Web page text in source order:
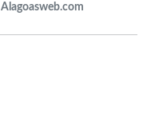
Alagoasweb.com